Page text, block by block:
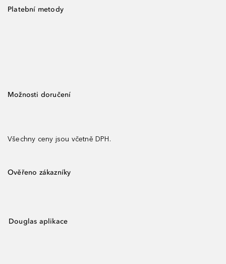
Platební metody
Možnosti doručení
Všechny ceny jsou včetně DPH.
Ověřeno zákazníky
Douglas aplikace